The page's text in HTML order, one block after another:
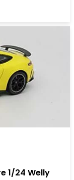
1/24 Welly